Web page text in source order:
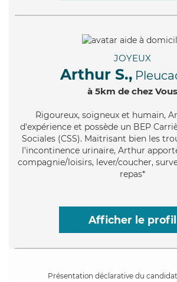
JOYEUX
Arthur S.,
à 5km de chez Vous
Rigoureux, soigneux et humain,
d'expérience et possède un BEP
Sociales (CSS). Maitrisant bien les
l'incontinence urinaire, Arthur
compagnie/loisirs, lever/coucher,
repas*
Afficher le profil
Présentation déclarative du